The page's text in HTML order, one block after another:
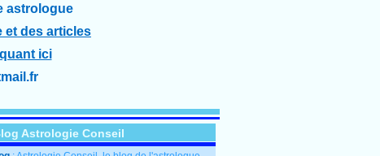
astrologue
et des articles
ici
Astrologie Conseil